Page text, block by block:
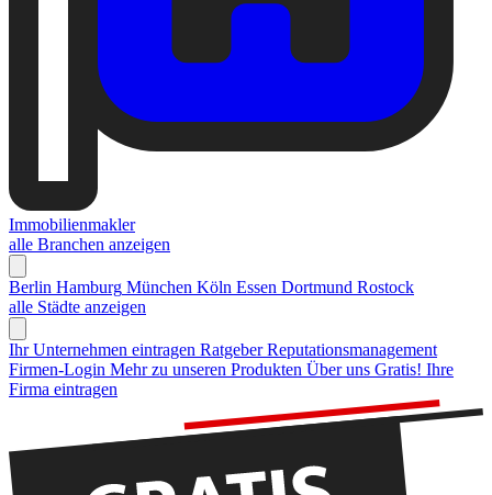
Immobilienmakler
alle Branchen anzeigen
Berlin Hamburg München Köln Essen Dortmund Rostock
alle Städte anzeigen
Ihr Unternehmen eintragen Ratgeber Reputationsmanagement
Firmen-Login Mehr zu unseren Produkten Über uns Gratis! Ihre
Firma eintragen